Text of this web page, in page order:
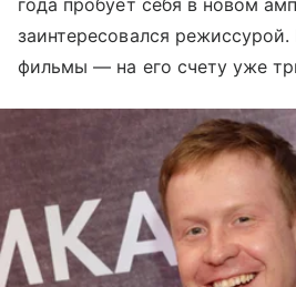
года пробует себя в новом
заинтересовался
фильмы — на его счету уже